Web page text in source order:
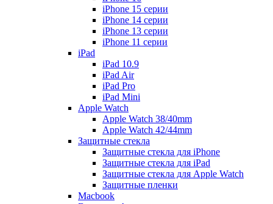
iPhone 15 серии
iPhone 14 серии
iPhone 13 серии
iPhone 11 серии
iPad
iPad 10.9
iPad Air
iPad Pro
iPad Mini
Apple Watch
Apple Watch 38/40mm
Apple Watch 42/44mm
Защитные стекла
Защитные стекла для iPhone
Защитные стекла для iPad
Защитные стекла для Apple Watch
Защитные пленки
Macbook